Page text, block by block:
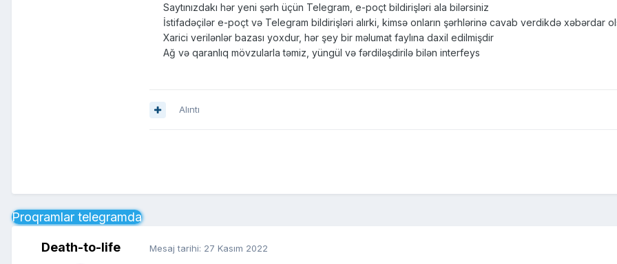
Saytınızdakı hər yeni şərh üçün Telegram, e-poçt bildirişləri ala bilərsiniz
İstifadəçilər e-poçt və Telegram bildirişləri alırki, kimsə onların şərhlərinə cavab verdikdə xəbərdar
Xarici verilənlər bazası yoxdur, hər şey bir məlumat faylına daxil edilmişdir
Ağ və qaranlıq mövzularla təmiz, yüngül və fərdiləşdirilə bilən interfeys
Alıntı
Proqramlar telegramda
Death-to-life Mesaj tarihi: 27 Kasım 2022